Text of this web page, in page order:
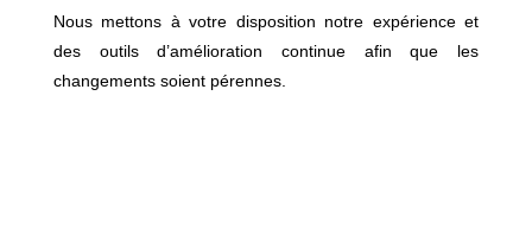
Nous mettons à votre disposition notre expérience et
des outils d’amélioration continue afin que les
changements soient pérennes.